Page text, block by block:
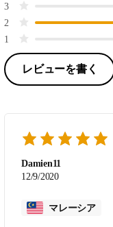
3
2
1
レビューを書く
Damien11
12/9/2020
マレーシア